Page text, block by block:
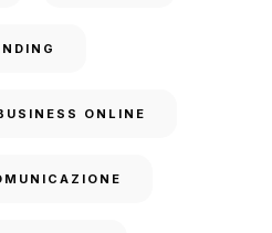
ONLINE